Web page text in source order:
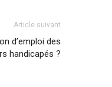
Article suivant
d’emploi des
handicapés ?